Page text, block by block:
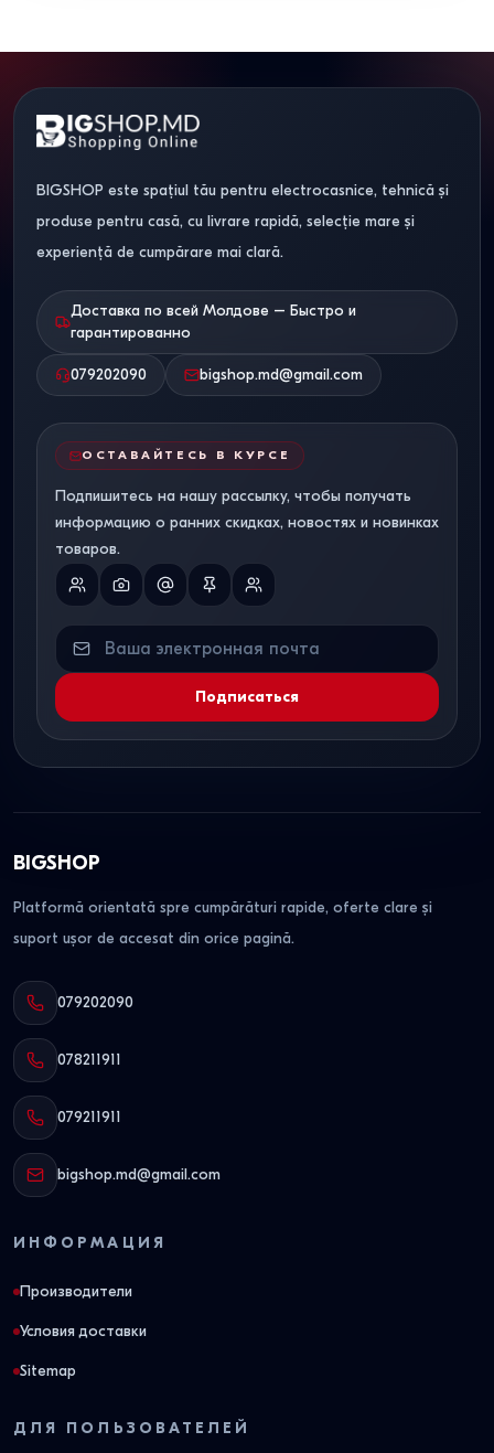
BIGSHOP este spațiul tău pentru electrocasnice, tehnică și
produse pentru casă, cu livrare rapidă, selecție mare și
experiență de cumpărare mai clară.
Доставка по всей Молдове – Быстро и
гарантированно
079202090 bigshop.md@gmail.com
ОСТАВАЙТЕСЬ В КУРСЕ
Подпишитесь на нашу рассылку, чтобы получать
информацию о ранних скидках, новостях и новинках
товаров.
Подписаться
BIGSHOP
Platformă orientată spre cumpărături rapide, oferte clare și
suport ușor de accesat din orice pagină.
079202090
078211911
079211911
bigshop.md@gmail.com
ИНФОРМАЦИЯ
Производители
Условия доставки
Sitemap
ДЛЯ ПОЛЬЗОВАТЕЛЕЙ